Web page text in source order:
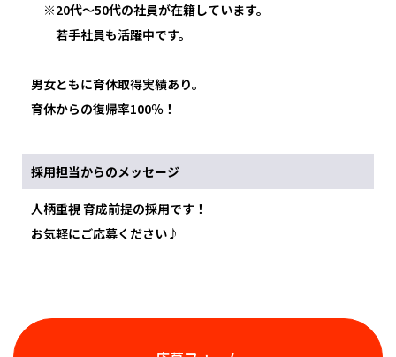
※20代～50代の社員が在籍しています。
若手社員も活躍中です。
男女ともに育休取得実績あり。
育休からの復帰率100％！
採用担当からのメッセージ
人柄重視 育成前提の採用です！
お気軽にご応募ください♪